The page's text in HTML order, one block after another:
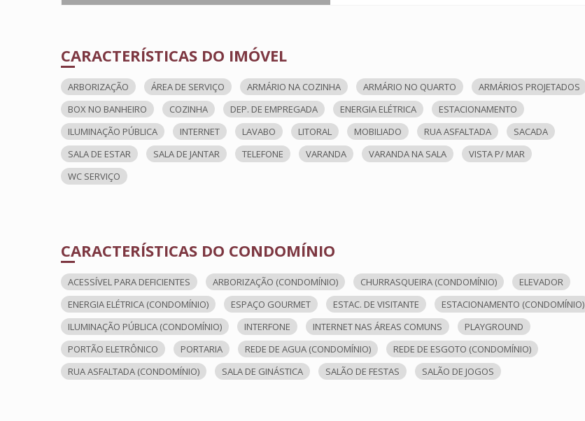
CARACTERÍSTICAS DO IMÓVEL
ARBORIZAÇÃO ÁREA DE SERVIÇO ARMÁRIO NA COZINHA ARMÁRIO NO QUARTO
ARMÁRIOS PROJETADOS
BOX NO BANHEIRO
COZINHA DEP. DE EMPREGADA ENERGIA ELÉTRICA
ESTACIONAMENTO
ILUMINAÇÃO PÚBLICA
INTERNET LAVABO LITORAL MOBILIADO RUA ASFALTADA
SACADA
SALA DE ESTAR
SALA DE JANTAR TELEFONE VARANDA VARANDA NA SALA
VISTA P/ MAR
WC SERVIÇO
CARACTERÍSTICAS DO CONDOMÍNIO
ACESSÍVEL PARA DEFICIENTES ARBORIZAÇÃO (CONDOMÍNIO) CHURRASQUEIRA (CONDOMÍNIO)
ELEVADOR
ENERGIA ELÉTRICA (CONDOMÍNIO)
ESPAÇO GOURMET ESTAC. DE VISITANTE
ESTACIONAMENTO (CONDOMÍNIO)
ILUMINAÇÃO PÚBLICA (CONDOMÍNIO)
INTERFONE INTERNET NAS ÁREAS COMUNS
PLAYGROUND
PORTÃO ELETRÔNICO
PORTARIA REDE DE AGUA (CONDOMÍNIO)
REDE DE ESGOTO (CONDOMÍNIO)
RUA ASFALTADA (CONDOMÍNIO)
SALA DE GINÁSTICA SALÃO DE FESTAS SALÃO DE JOGOS